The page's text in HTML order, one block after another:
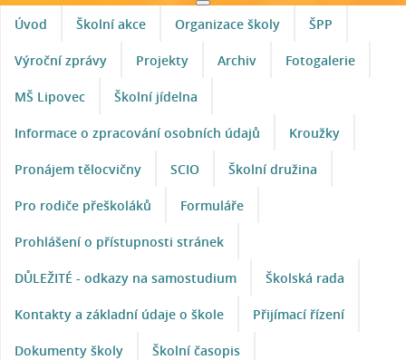
Úvod Školní akce Organizace školy ŠPP
Výroční zprávy Projekty Archiv Fotogalerie
MŠ Lipovec Školní jídelna
Informace o zpracování osobních údajů Kroužky
Pronájem tělocvičny SCIO Školní družina
Pro rodiče přeškoláků Formuláře
Prohlášení o přístupnosti stránek
DŮLEŽITÉ - odkazy na samostudium Školská rada
Kontakty a základní údaje o škole Přijímací řízení
Dokumenty školy Školní časopis